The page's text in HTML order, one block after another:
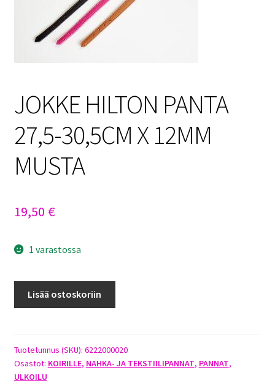
Tietosuojaseloste
Uutisia
JOKKE HILTON PANTA
27,5-30,5CM X 12MM
MUSTA
19,50 €
1 varastossa
30,5CM
X
12MM
Lisää ostoskoriin
Tuotetunnus (SKU): 6222000020
Osastot: KOIRILLE, NAHKA- JA TEKSTIILIPANNAT, PANNAT,
ULKOILU